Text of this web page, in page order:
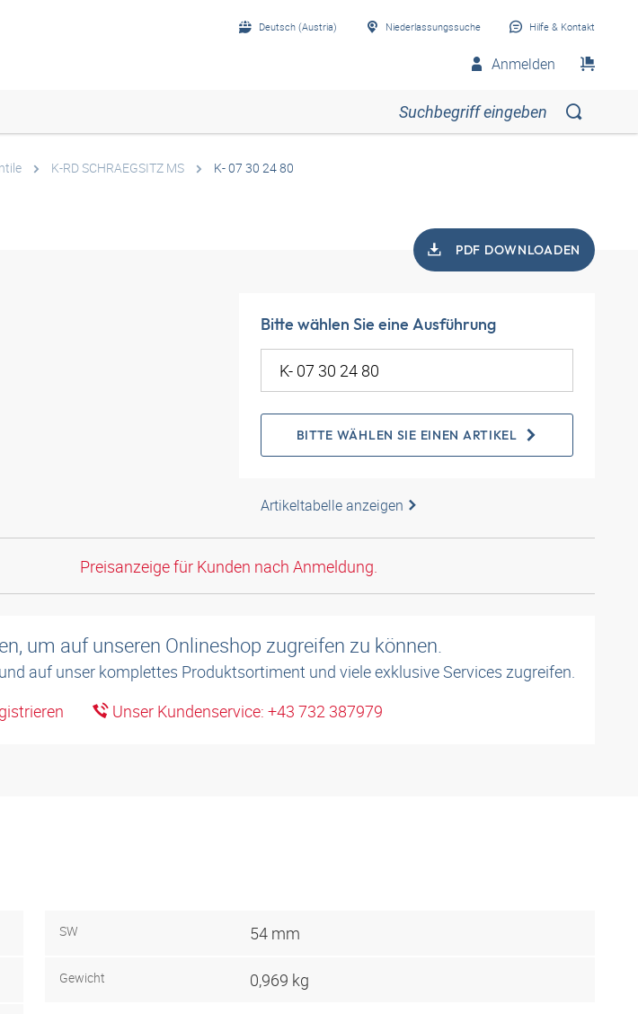
Deutsch (Austria) Niederlassungssuche Hilfe & Kontakt
Anmelden
K-RD SCHRAEGSITZ MS K- 07 30 24 80
PDF DOWNLOADEN
Bitte wählen Sie eine Ausführung
BITTE WÄHLEN SIE EINEN ARTIKEL
Artikeltabelle anzeigen
Preisanzeige für Kunden nach Anmeldung.
um auf unseren Onlineshop zugreifen zu können.
auf unser komplettes Produktsortiment und viele exklusive Services zugreifen.
Unser Kundenservice: +43 732 387979
SW 54 mm
Gewicht 0,969 kg